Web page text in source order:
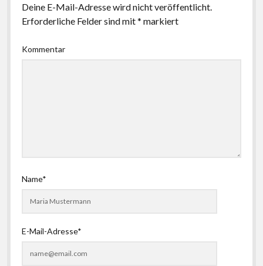
Deine E-Mail-Adresse wird nicht veröffentlicht.
Erforderliche Felder sind mit* markiert
Kommentar
Name*
E-Mail-Adresse*